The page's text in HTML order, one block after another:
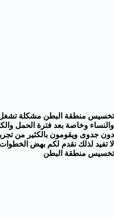
تخسيس منطقة البطن مشكلة تشغل
والنساء وخاصة بعد فترة الحمل
دون جدوى ويقومون بالكثير من تجربة
لا تفيد لذلك نقدم لكم بهض
تخسيس منطقة البطن